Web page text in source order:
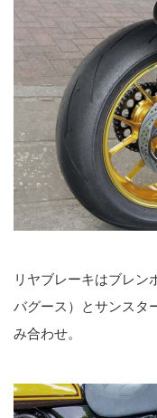
リヤブレーキはブレン
バグース）とサンスタ
み合わせ。